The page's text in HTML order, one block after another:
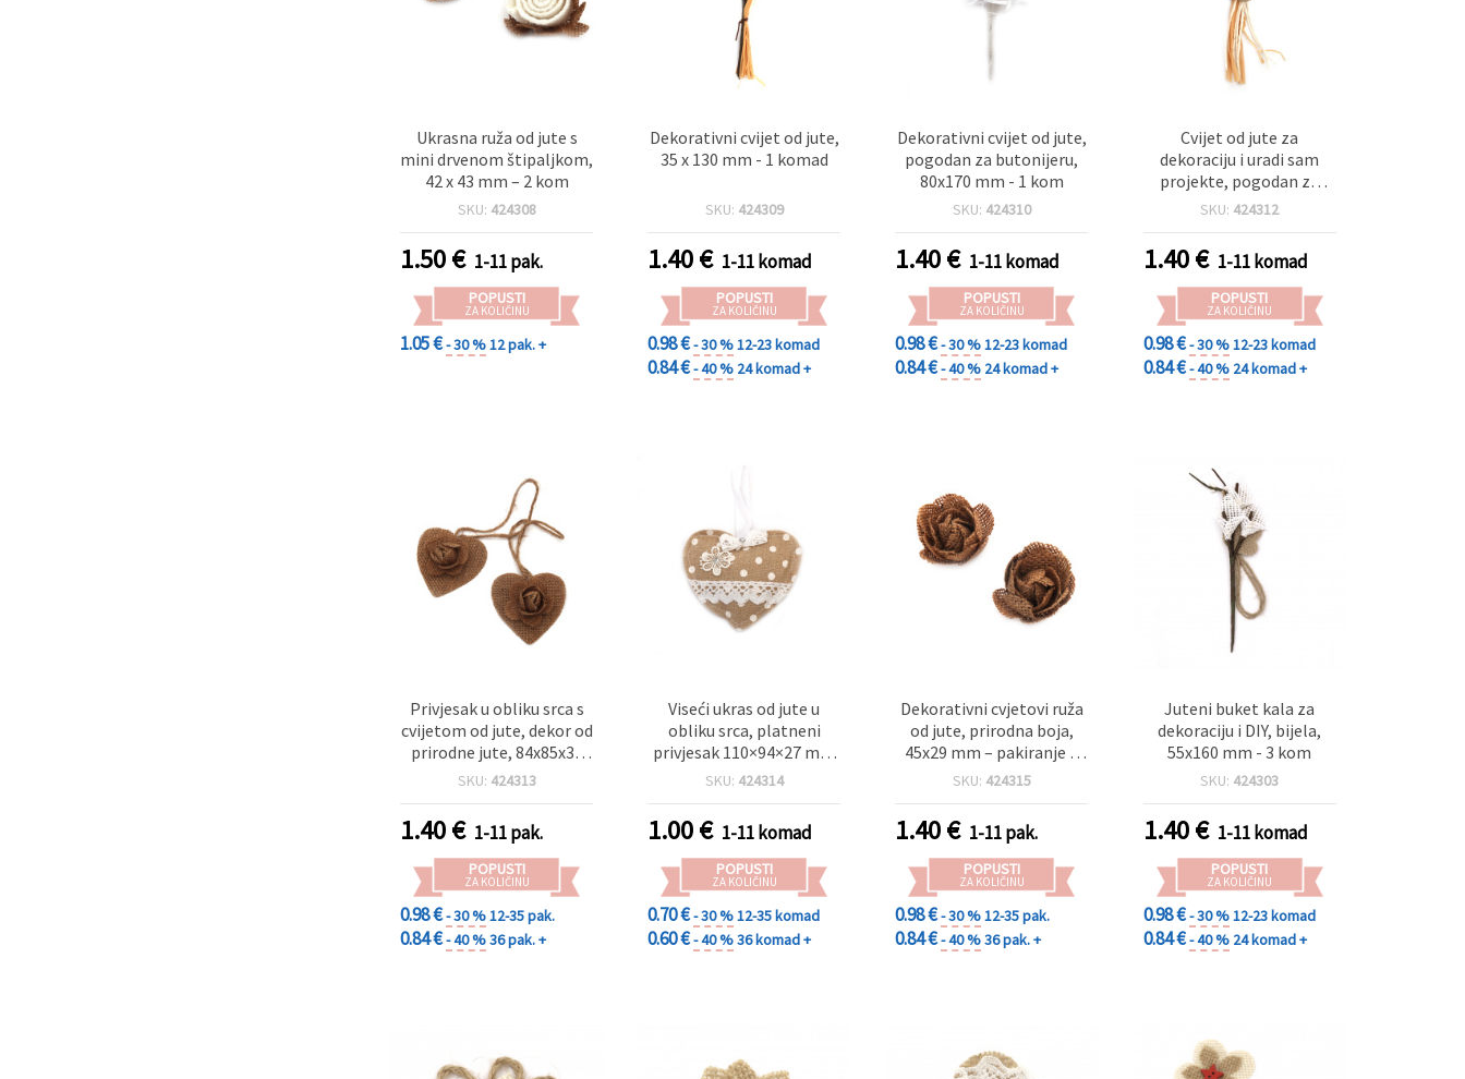
Ukrasna ruža od jute s
mini drvenom štipaljkom,
42 x 43 mm – 2 kom
SKU: 424308
1.50€ 1-11 pak.
POPUSTI
ZA KOLIČINU
1.05 €- 30 %12 pak. +
Dekorativni cvijet od jute,
35 x 130 mm - 1 komad
SKU: 424309
1.40€ 1-11 komad
POPUSTI
ZA KOLIČINU
0.98 €- 30 %12-23 komad
0.84 €- 40 % 24 komad +
Dekorativni cvijet od jute,
pogodan za butonijeru,
80x170 mm - 1 kom
SKU: 424310
1.40€ 1-11 komad
POPUSTI
ZA KOLIČINU
0.98 €- 30 %12-23 komad
0.84 €- 40 % 24 komad +
Cvijet od jute za
dekoraciju i uradi sam
projekte, pogodan za
butonijeru, 45 x 170 mm -
SKU: 424312
1.40€ 1-11 komad
POPUSTI
ZA KOLIČINU
0.98 €- 30 %12-23 komad
0.84 €- 40 % 24 komad +
Privjesak u obliku srca s
cvijetom od jute, dekor od
prirodne jute, 84x85x31
mm - 2 komada
SKU: 424313
1.40€ 1-11 pak.
POPUSTI
ZA KOLIČINU
0.98 €- 30 %12-35 pak.
0.84 €- 40 %36 pak. +
Viseći ukras od jute u
obliku srca, platneni
privjesak 110×94×27 mm
– 1 komad
SKU: 424314
1.00€ 1-11 komad
POPUSTI
ZA KOLIČINU
0.70 €- 30 %12-35 komad
0.60 €- 40 %36 komad +
Dekorativni cvjetovi ruža
od jute, prirodna boja,
45x29 mm – pakiranje 2
kom
SKU: 424315
1.40€ 1-11 pak.
POPUSTI
ZA KOLIČINU
0.98 €- 30 %12-35 pak.
0.84 €- 40 %36 pak. +
Juteni buket kala za
dekoraciju i DIY, bijela,
55x160 mm - 3 kom
SKU: 424303
1.40€ 1-11 komad
POPUSTI
ZA KOLIČINU
0.98 €- 30 %12-23 komad
0.84 €- 40 % 24 komad +